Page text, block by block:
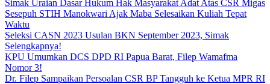
Simak Uraian Dasar Hukum Hak Masyarakat Adat Atas CSR Migas
Sesepuh STIH Manokwari Ajak Maba Selesaikan Kuliah Tepat
Waktu
Seleksi CASN 2023 Usulan BKN September 2023, Simak
Selengkapnya!
KPU Umumkan DCS DPD RI Papua Barat, Filep Wamafma
Nomor 3!
Dr. Filep Sampaikan Persoalan CSR BP Tangguh ke Ketua MPR RI